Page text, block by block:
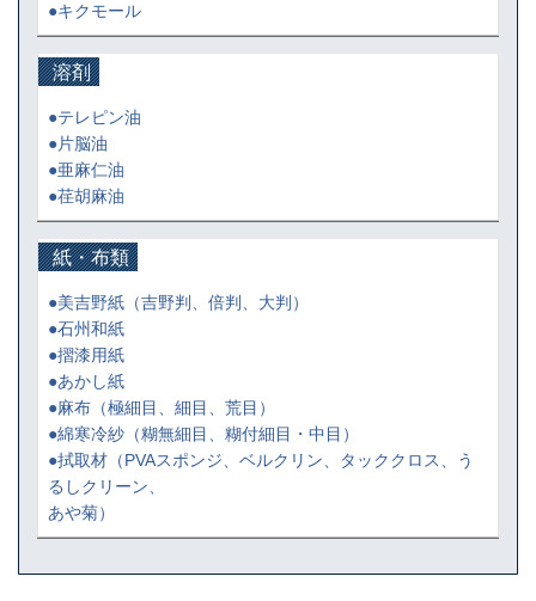
●キクモール
溶剤
●テレピン油
●片脳油
●亜麻仁油
●荏胡麻油
紙・布類
●美吉野紙 （吉野判、倍判、大判）
●石州和紙
●摺漆用紙
●あかし紙
●麻布 （極細目、細目、荒目）
●綿寒冷紗 （糊無細目、糊付細目・中目）
●拭取材 （PVAスポンジ、ベルクリン、タッククロス、う
るしクリーン、
あや菊）